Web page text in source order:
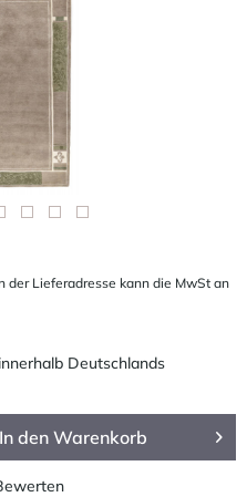
der Lieferadresse kann die MwSt an
Deutschlands
In den Warenkorb